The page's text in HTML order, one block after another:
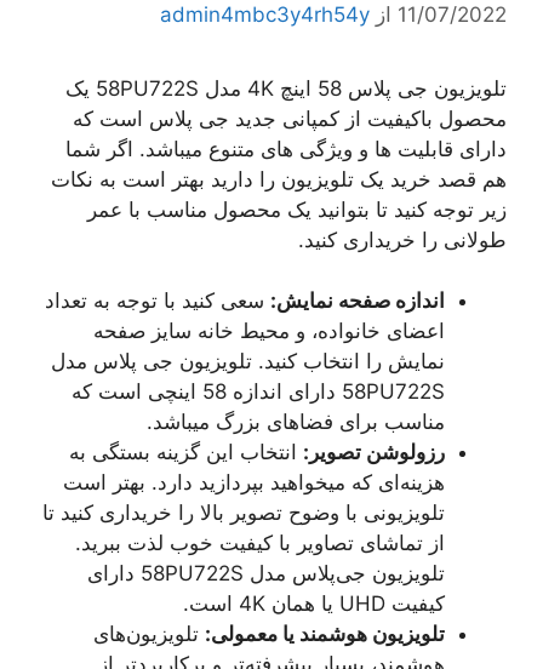
11/07/2022 از admin4mbc3y4rh54y
تلویزیون جی پلاس 58 اینچ 4K مدل 58PU722S یک
محصول باکیفیت از کمپانی جدید جی پلاس است که
دارای قابلیت ها و ویژگی های متنوع میباشد. اگر شما
هم قصد خرید یک تلویزیون را دارید بهتر است به نکات
زیر توجه کنید تا بتوانید یک محصول مناسب با عمر
طولانی را خریداری کنید.
اندازه صفحه نمایش: سعی کنید با توجه به تعداد
اعضای خانواده، و محیط خانه سایز صفحه
نمایش را انتخاب کنید. تلویزیون جی پلاس مدل
58PU722S دارای اندازه 58 اینچی است که
مناسب برای فضاهای بزرگ میباشد.
رزولوشن تصویر: انتخاب این گزینه بستگی به
هزینه‌ای که میخواهید بپردازید دارد. بهتر است
تلویزیونی با وضوح تصویر بالا را خریداری کنید تا
از تماشای تصاویر با کیفیت خوب لذت ببرید.
تلویزیون جی‌پلاس مدل 58PU722S دارای
کیفیت UHD یا همان 4K است.
تلویزیون هوشمند یا معمولی: تلویزیون‌های
هوشمند، بسیار پیشرفته‌تر و پرکاربردتر از